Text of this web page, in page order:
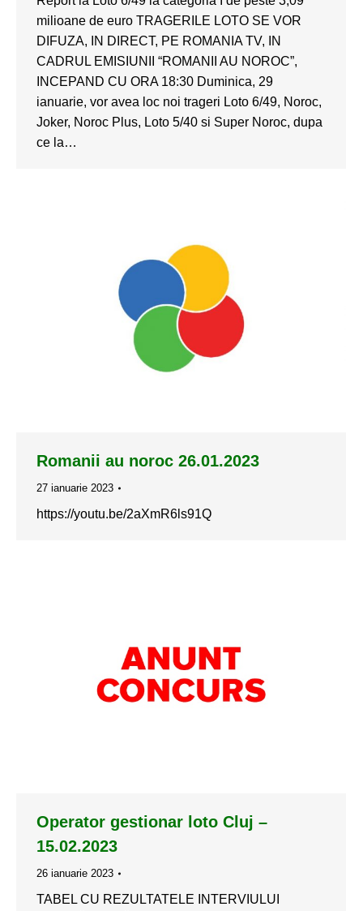
milioane de euro TRAGERILE LOTO SE VOR
DIFUZA, IN DIRECT, PE ROMANIA TV, IN
CADRUL EMISIUNII “ROMANII AU NOROC”,
INCEPAND CU ORA 18:30 Duminica, 29
ianuarie, vor avea loc noi trageri Loto 6/49, Noroc,
Joker, Noroc Plus, Loto 5/40 si Super Noroc, dupa
ce la…
Romanii au noroc 26.01.2023
27 ianuarie 2023
https://youtu.be/2aXmR6ls91Q
Operator gestionar loto Cluj –
15.02.2023
26 ianuarie 2023
TABEL CU REZULTATELE INTERVIULUI